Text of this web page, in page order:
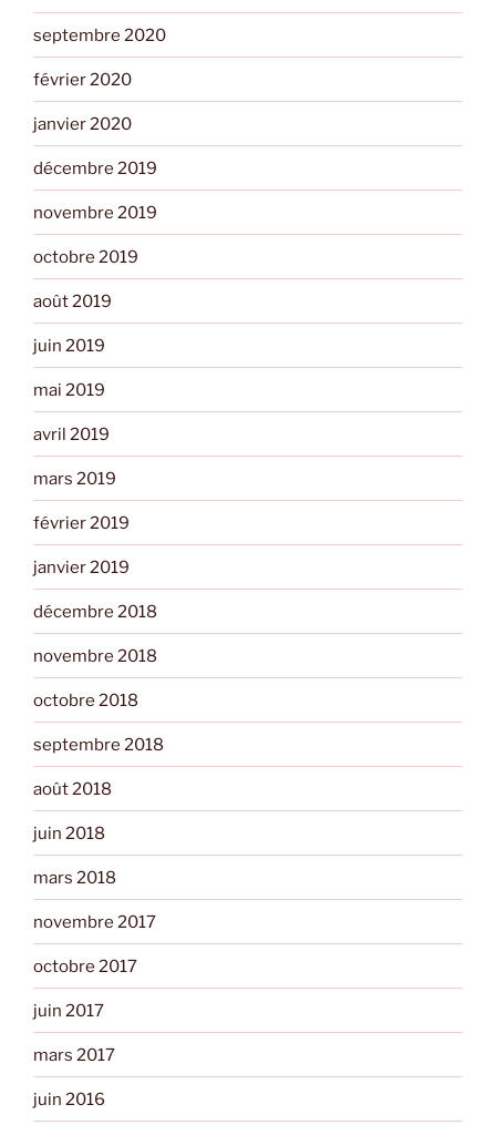
septembre 2020
février 2020
janvier 2020
décembre 2019
novembre 2019
octobre 2019
août 2019
juin 2019
mai 2019
avril 2019
mars 2019
février 2019
janvier 2019
décembre 2018
novembre 2018
octobre 2018
septembre 2018
août 2018
juin 2018
mars 2018
novembre 2017
octobre 2017
juin 2017
mars 2017
juin 2016